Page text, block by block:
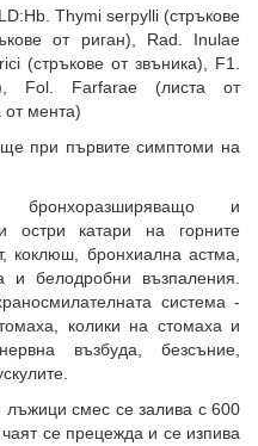
Thymi serpylli (стръкове
от риган), Rad. Inulae
(стръкове от звъника), F1.
Fol. Farfarae (листа от
от мента)
при първите симптоми на
бронхоразширяващо и
остри катари на горните
коклюш, бронхиална астма,
и белодробни възпаления.
система -
колики на стомаха и
възбуда, безсъние,
лъжици смес се залива с 600
се прецежда и се изпива